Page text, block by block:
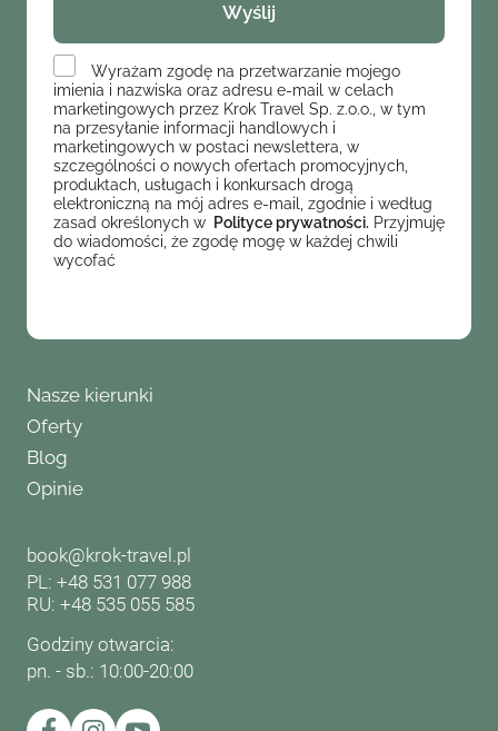
Wyrażam zgodę na przetwarzanie mojego
imienia i nazwiska oraz adresu e-mail w celach
marketingowych przez Krok Travel Sp. z.o.o., w tym
na przesyłanie informacji handlowych i
marketingowych w postaci newslettera, w
szczególności o nowych ofertach promocyjnych,
produktach, usługach i konkursach drogą
elektroniczną na mój adres e-mail, zgodnie i według
zasad określonych w Polityce prywatności. Przyjmuję
do wiadomości, że zgodę mogę w każdej chwili
wycofać
book@krok-travel.pl
PL: +48 531 077 988
RU: +48 535 055 585
Godziny otwarcia:
pn. - sb.: 10:00-20:00
Nasze kierunki
Oferty
Blog
Opinie